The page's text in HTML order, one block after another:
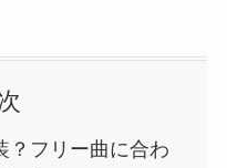
？フリー曲に合わ